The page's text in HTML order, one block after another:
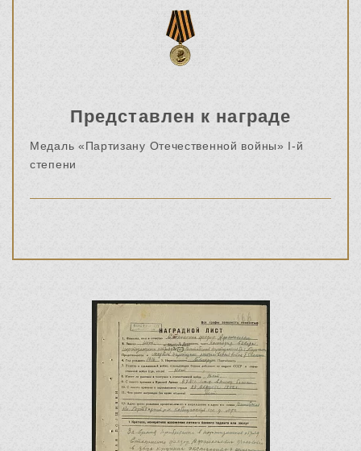
Представлен к награде
Медаль «Партизану Отечественной войны» I-й
степени